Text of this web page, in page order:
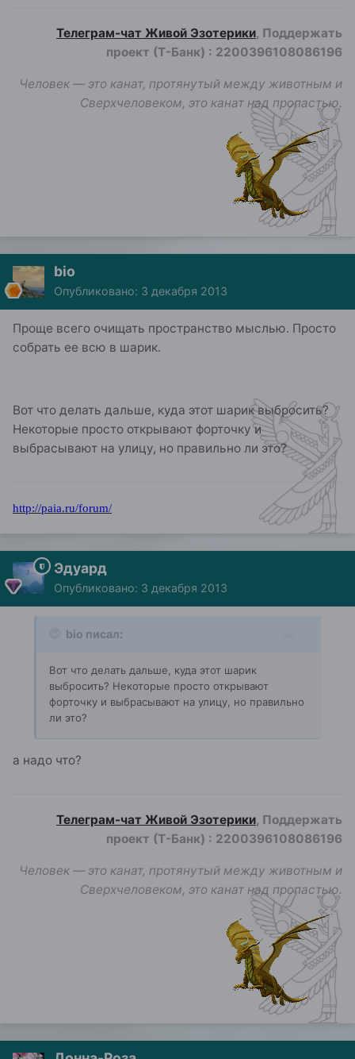
Телеграм-чат Живой Эзотерики, Поддержать
проект (Т-Банк) : 2200396108086196
Человек — это канат, протянутый между животным и
Сверхчеловеком, это канат над пропастью.
bio
Опубликовано: 3 декабря 2013
Проще всего очищать пространство мыслью. Просто
собрать ее всю в шарик.
Вот что делать дальше, куда этот шарик выбросить?
Некоторые просто открывают форточку и
выбрасывают на улицу, но правильно ли это?
http://paia.ru/forum/
Эдуард
Опубликовано: 3 декабря 2013
bio писал:
Вот что делать дальше, куда этот шарик
выбросить? Некоторые просто открывают
форточку и выбрасывают на улицу, но правильно
ли это?
а надо что?
Телеграм-чат Живой Эзотерики, Поддержать
проект (Т-Банк) : 2200396108086196
Человек — это канат, протянутый между животным и
Сверхчеловеком, это канат над пропастью.